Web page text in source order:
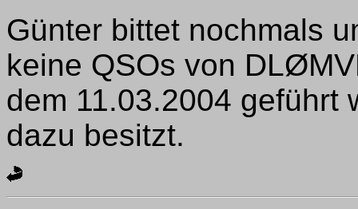
Günter bittet nochmals
keine QSOs von
dem 11.03.2004 geführt
dazu besitzt.